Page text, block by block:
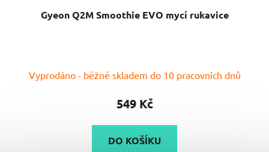
Gyeon Q2M Smoothie EVO mycí rukavice
hodnocení
produktu
5,0
z
Vyprodáno - běžně skladem do 10 pracovních dnů
549 Kč
DO KOŠÍKU